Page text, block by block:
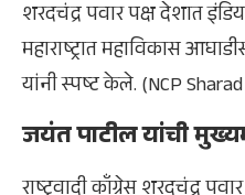
शरदचंद्र पवार पक्ष देशात
महाराष्ट्रात महाविकास
यांनी स्पष्ट केले. (NCP
जयंत पाटील यांची